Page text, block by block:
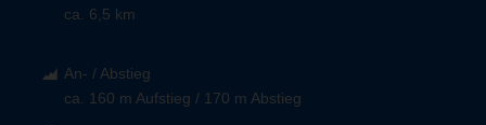
ca. 6,5 km
An- / Abstieg
ca. 160 m Aufstieg / 170 m Abstieg